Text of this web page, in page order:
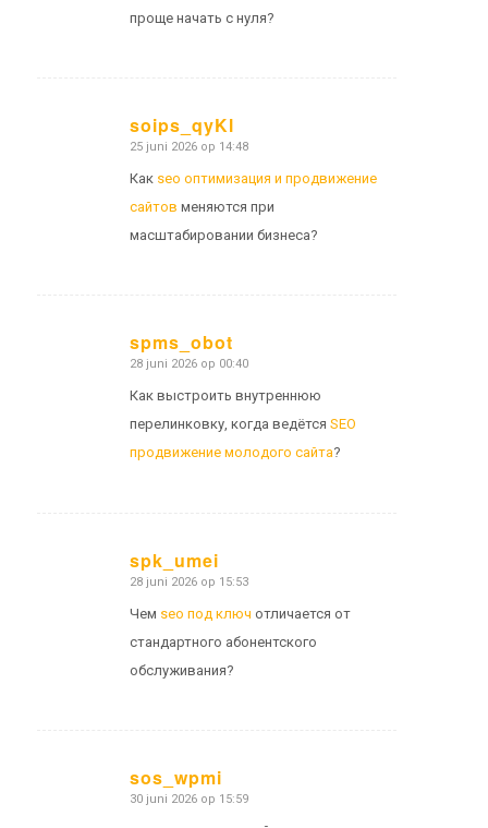
проще начать с нуля?
soips_qyKl
zegt:
25 juni 2026 op 14:48
Как seo оптимизация и продвижение
сайтов меняются при
масштабировании бизнеса?
spms_obot
zegt:
28 juni 2026 op 00:40
Как выстроить внутреннюю
перелинковку, когда ведётся SEO
продвижение молодого сайта?
spk_umei
zegt:
28 juni 2026 op 15:53
Чем seo под ключ отличается от
стандартного абонентского
обслуживания?
sos_wpmi
zegt:
30 juni 2026 op 15:59